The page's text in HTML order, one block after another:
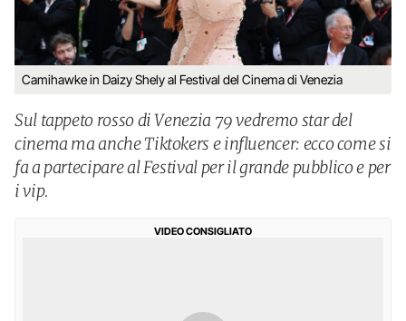
Camihawke in Daizy Shely al Festival del Cinema di Venezia
Sul tappeto rosso di Venezia 79 vedremo star del
cinema ma anche Tiktokers e influencer: ecco come si
fa a partecipare al Festival per il grande pubblico e per
i vip.
VIDEO CONSIGLIATO